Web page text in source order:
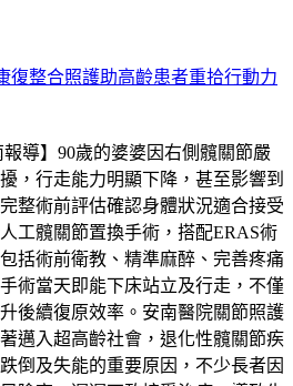
復整合照護助高齡患者重拾行動力
報導】90歲的婆婆因右側髖關節嚴
，行走能力明顯下降，甚至影響到
整術前評估確認身體狀況適合接受
工髖關節置換手術，搭配ERAS術
括術前衛教、精準麻醉、完善疼痛
術當天即能下床站立及行走，不僅
後續復原效率。安南醫院關節照護
邁入超高齡社會，退化性髖關節疾
倒及失能的重要原因，不少長者因